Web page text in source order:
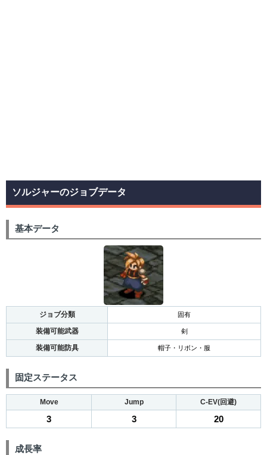
ソルジャーのジョブデータ
基本データ
ジョブ分類 固有
装備可能武器 剣
装備可能防具 帽子・リボン・服
固定ステータス
Move Jump C-EV(回避)
3 3 20
成長率